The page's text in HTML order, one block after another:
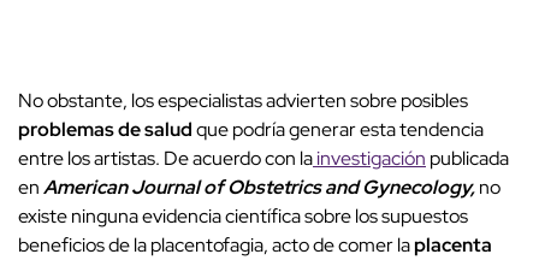
No obstante, los especialistas advierten sobre posibles
problemas de saludque podría generar esta tendencia
entre los artistas. De acuerdo con lainvestigación publicada
enAmerican Journal of Obstetrics and Gynecology,no
existe ninguna evidencia científica sobre los supuestos
beneficios de la placentofagia, acto de comer laplacenta